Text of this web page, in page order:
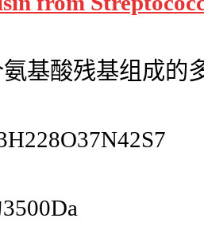
基酸残基组成的